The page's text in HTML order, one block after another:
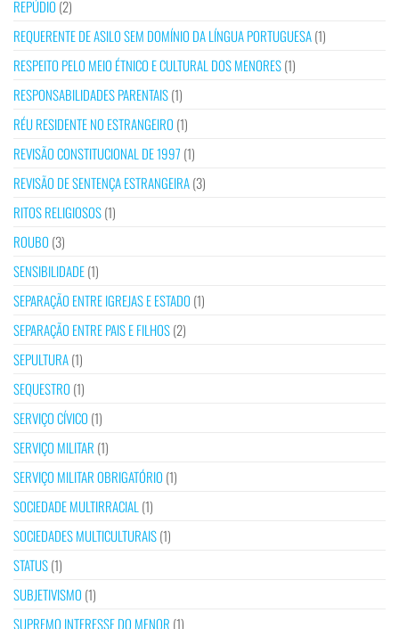
REPÚDIO (2)
REQUERENTE DE ASILO SEM DOMÍNIO DA LÍNGUA PORTUGUESA(1)
RESPEITO PELO MEIO ÉTNICO E CULTURAL DOS MENORES(1)
RESPONSABILIDADES PARENTAIS(1)
RÉU RESIDENTE NO ESTRANGEIRO (1)
REVISÃO CONSTITUCIONAL DE 1997 (1)
REVISÃO DE SENTENÇA ESTRANGEIRA(3)
RITOS RELIGIOSOS(1)
ROUBO (3)
SENSIBILIDADE(1)
SEPARAÇÃO ENTRE IGREJAS E ESTADO (1)
SEPARAÇÃO ENTRE PAIS E FILHOS(2)
SEPULTURA(1)
SEQUESTRO (1)
SERVIÇO CÍVICO (1)
SERVIÇO MILITAR (1)
SERVIÇO MILITAR OBRIGATÓRIO (1)
SOCIEDADE MULTIRRACIAL (1)
SOCIEDADES MULTICULTURAIS(1)
STATUS(1)
SUBJETIVISMO (1)
SUPREMO INTERESSE DO MENOR (1)